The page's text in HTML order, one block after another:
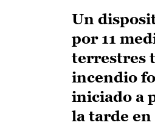
Un
por 11
terrestres
incendio
iniciado a
la tarde en